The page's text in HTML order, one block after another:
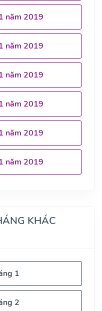
năm 2019
năm 2019
năm 2019
năm 2019
năm 2019
năm 2019
KHÁC
1
2